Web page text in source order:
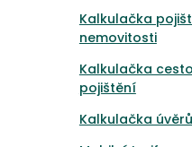
Kalkulačka
nemovitosti
Kalkulačka
pojištění
Kalkulačka úvěrů